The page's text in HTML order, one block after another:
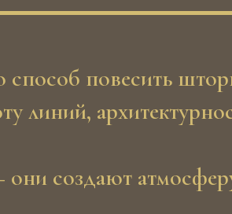
повесить
линий,
создают